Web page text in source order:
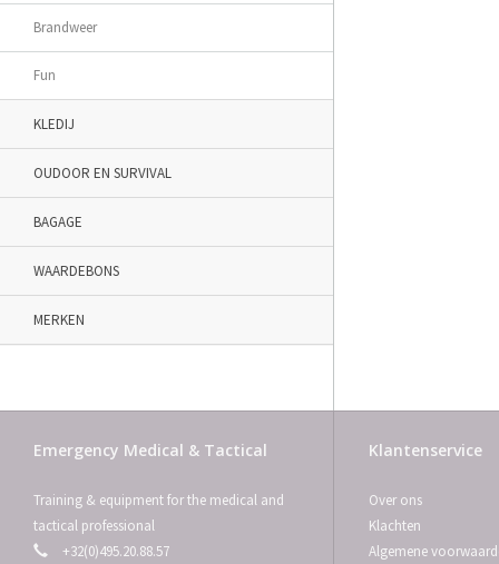
Brandweer
Fun
KLEDIJ
OUDOOR EN SURVIVAL
BAGAGE
WAARDEBONS
MERKEN
Emergency Medical & Tactical
Training & equipment for the medical and
tactical professional
+32(0)495.20.88.57
Klantenservice
Over ons
Klachten
Algemene